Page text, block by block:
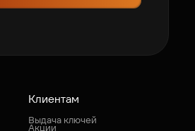
Клиентам
Выдача ключей
Акции